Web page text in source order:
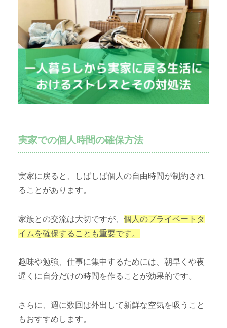
実家での個人時間の確保方法
実家に戻ると、しばしば個人の自由時間が制約され
ることがあります。
家族との交流は大切ですが、 個人のプライベートタ
イムを確保することも重要です。
趣味や勉強、仕事に集中するためには、朝早くや夜
遅くに自分だけの時間を作ることが効果的です。
さらに、週に数回は外出して新鮮な空気を吸うこと
もおすすめします。